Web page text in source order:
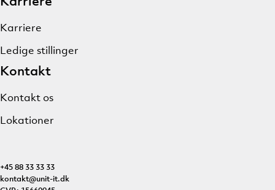
Karriere
Ledige stillinger
Kontakt
Kontakt os
Lokationer
+45 88 33 33 33
kontakt@unit-it.dk